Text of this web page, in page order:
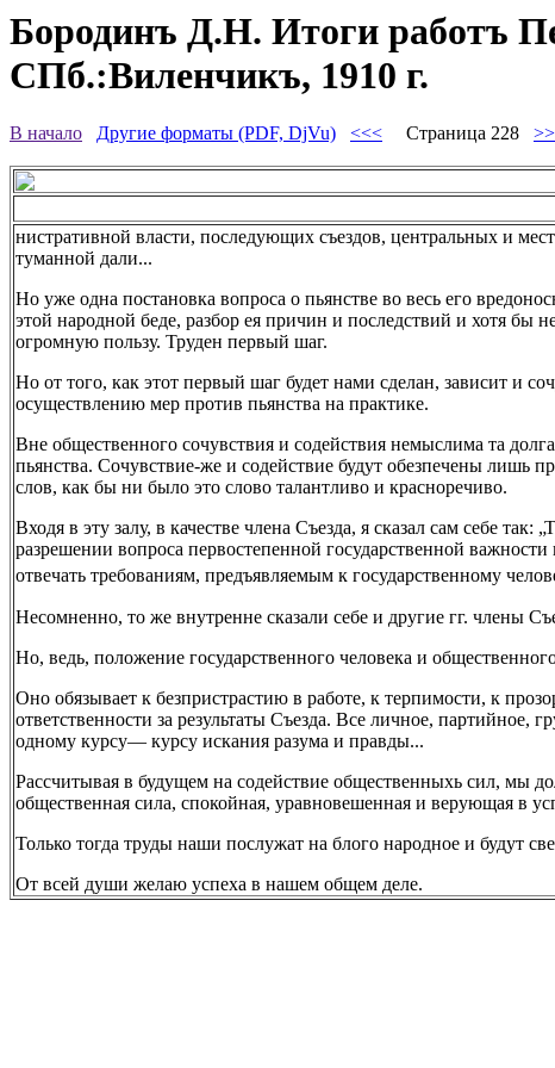
Бородинъ Д.Н. Итоги работъ
СПб.:Виленчикъ, 1910 г.
В начало Другие форматы (PDF, DjVu) <<< Страница 228
нистративной власти, последующих съездов, центральных и
туманной дали...
Но уже одна постановка вопроса о пьянстве во весь его
этой народной беде, разбор ея причин и последствий и хотя бы
огромную пользу. Труден первый шаг.
Но от того, как этот первый шаг будет нами сделан, зависит и
осуществлению мер против пьянства на практике.
Вне общественного сочувствия и содействия немыслима та
пьянства. Сочувствие-же и содействие будут обезпечены лишь
слов, как бы ни было это слово талантливо и красноречиво.
Входя в эту залу, в качестве члена Съезда, я сказал сам себе
разрешении вопроса первостепенной государственной
отвечать требованиям, предъявляемым к государственному
Несомненно, то же внутренне сказали себе и другие гг. члены
Но, ведь, положение государственного человека и
Оно обязывает к безпристрастию в работе, к терпимости, к
ответственности за результаты Съезда. Все личное,
одному курсу— курсу искания разума и правды...
Рассчитывая в будущем на содействие общественныхь сил, мы
общественная сила, спокойная, уравновешенная и верующая в
Только тогда труды наши послужат на блого народное и будут
От всей души желаю успеха в нашем общем деле.